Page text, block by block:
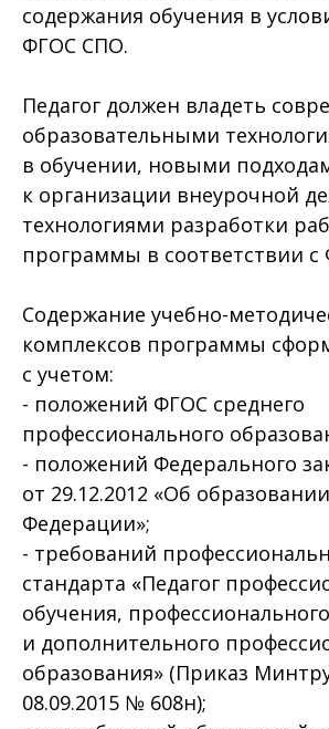
содержания обучения в
ФГОС СПО.
Педагог должен владеть
образовательными
в обучении, новыми
к организации внеурочной
технологиями разработки
программы в соответствии
Содержание учебно-
комплексов программы
с учетом:
- положений ФГОС среднего
профессионального
- положений Федерального
от 29.12.2012 «Об
Федерации»;
- требований
стандарта «Педагог
обучения,
и дополнительного
образования» (Приказ
08.09.2015 № 608н);